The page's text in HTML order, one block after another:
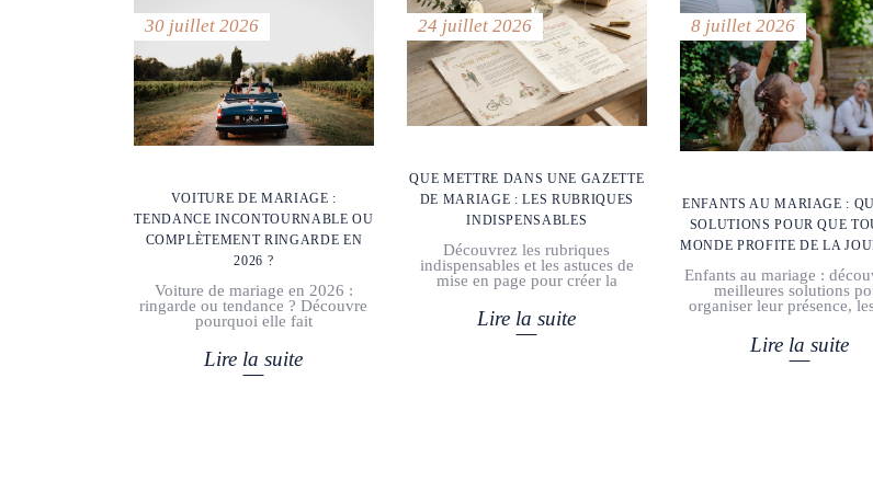
30 juillet 2026
VOITURE DE MARIAGE :
TENDANCE INCONTOURNABLE OU
COMPLÈTEMENT RINGARDE EN
2026 ?
Voiture de mariage en 2026 :
ringarde ou tendance ? Découvre
pourquoi elle fait
Lire la suite
24 juillet 2026
QUE METTRE DANS UNE GAZETTE
DE MARIAGE : LES RUBRIQUES
INDISPENSABLES
Découvrez les rubriques
indispensables et les astuces de
mise en page pour créer la
Lire la suite
8 juillet 2026
ENFANTS AU MARIAGE :
SOLUTIONS POUR QUE
MONDE PROFITE DE LA
Enfants au mariage :
meilleures solutions
organiser leur présence,
Lire la suite